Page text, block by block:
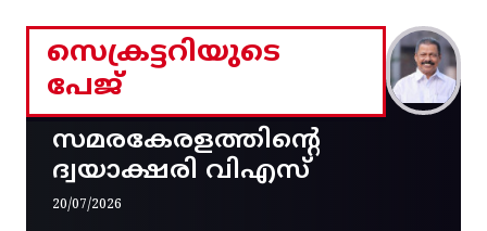
സെക്രട്ടറിയുടെ
പേജ്
സമരകേരളത്തിൻ്റെ
ദ്വയാക്ഷരി വിഎസ്
20/07/2026